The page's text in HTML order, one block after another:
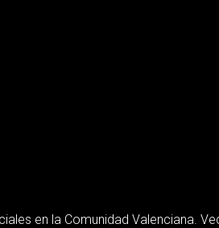
en la Comunidad Valenciana.